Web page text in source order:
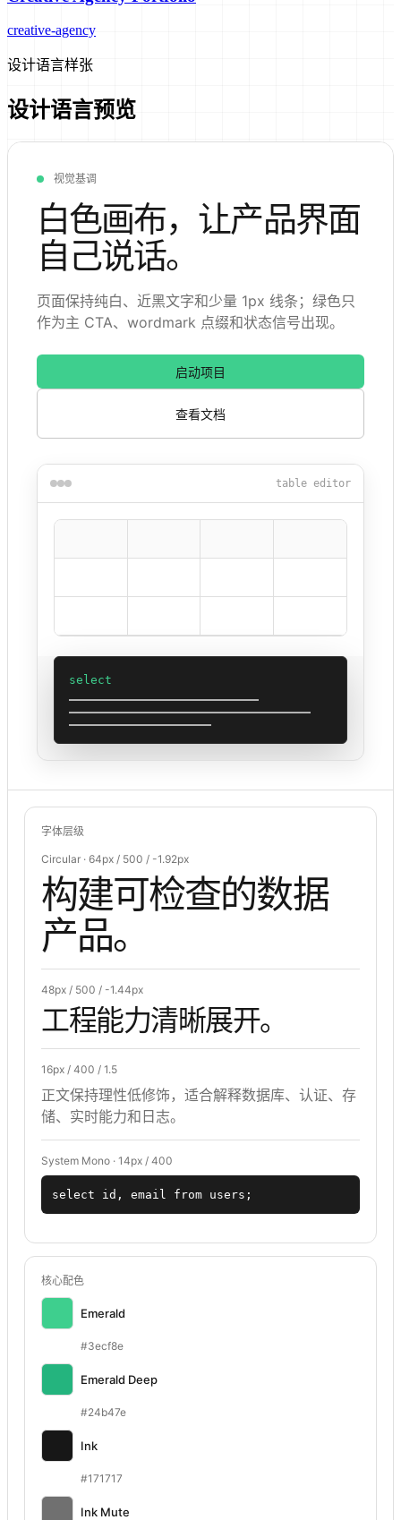
creative-agency
设计语言样张
设计语言预览
视觉基调
白色画布，让产品界面
自己说话。
页面保持纯白、近黑文字和少量 1px 线条；绿色只
作为主 CTA、wordmark 点缀和状态信号出现。
启动项目
查看文档
table editor
select
字体层级
Circular · 64px / 500 / -1.92px
构建可检查的数据
产品。
48px / 500 / -1.44px
工程能力清晰展开。
16px / 400 / 1.5
正文保持理性低修饰，适合解释数据库、认证、存
储、实时能力和日志。
System Mono · 14px / 400
select id, email from users;
核心配色
Emerald
#3ecf8e
Emerald Deep
#24b47e
Ink
#171717
Ink Mute